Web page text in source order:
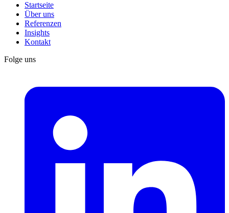
Startseite
Über uns
Referenzen
Insights
Kontakt
Folge uns